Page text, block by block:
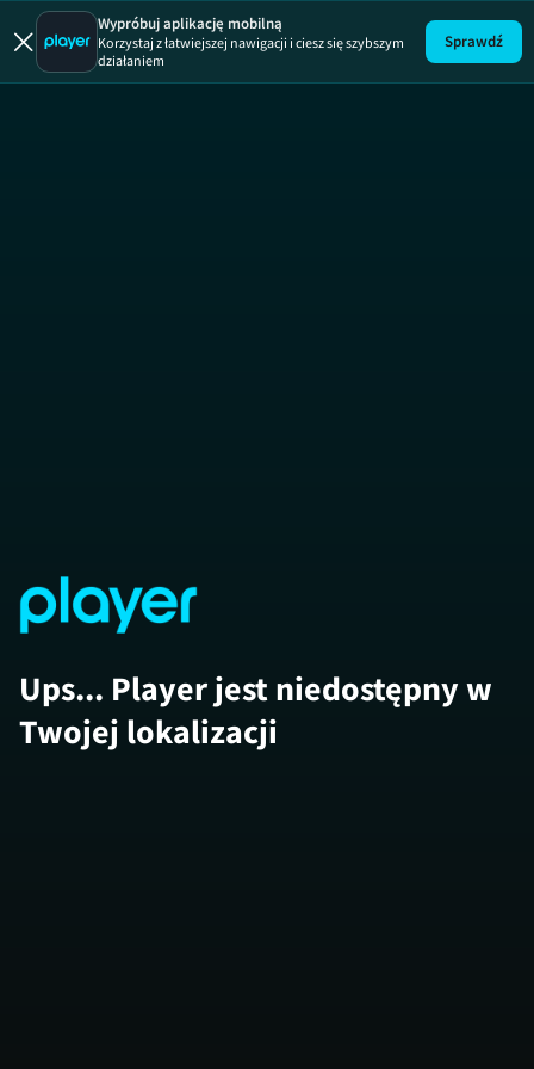
Wypróbuj aplikację mobilną
Korzystaj z łatwiejszej nawigacji i ciesz się szybszym
działaniem
Sprawdź
Ups... Player jest niedostępny w
Twojej lokalizacji